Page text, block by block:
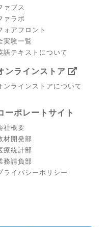
ァブス
ァラボ
ォアフロント
実験一覧
語テキストについて
ンラインストア
ンラインストアについて
ーポレートサイト
社概要
材開発部
療統計部
務請負部
ライバシーポリシー